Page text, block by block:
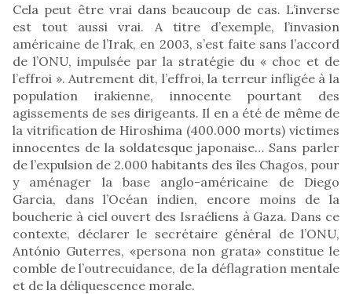
Cela peut être vrai dans beaucoup de cas. L’inverse
est tout aussi vrai. A titre d’exemple, l’invasion
américaine de l’Irak, en 2003, s’est faite sans l’accord
de l’ONU, impulsée par la stratégie du « choc et de
l’effroi ». Autrement dit, l’effroi, la terreur infligée à la
population irakienne, innocente pourtant des
agissements de ses dirigeants. Il en a été de même de
la vitrification de Hiroshima (400.000 morts) victimes
innocentes de la soldatesque japonaise… Sans parler
de l’expulsion de 2.000 habitants des îles Chagos, pour
y aménager la base anglo-américaine de Diego
Garcia, dans l’Océan indien, encore moins de la
boucherie à ciel ouvert des Israéliens à Gaza. Dans ce
contexte, déclarer le secrétaire général de l’ONU,
António Guterres, «persona non grata» constitue le
comble de l’outrecuidance, de la déflagration mentale
et de la déliquescence morale.